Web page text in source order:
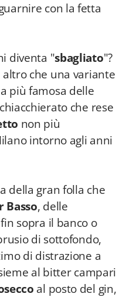
con la fetta
diventa "sbagliato"?
che una variante
più famosa delle
che rese
non più
intorno agli anni
della gran folla che
Basso, delle
sopra il banco o
di sottofondo,
di distrazione a
al bitter campari
al posto del gin,